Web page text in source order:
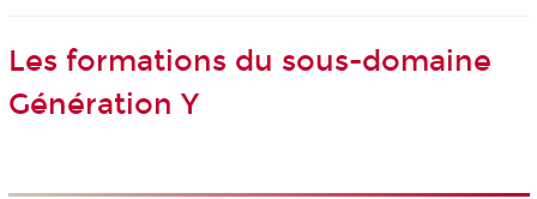
Les formations du sous-domaine
Génération Y